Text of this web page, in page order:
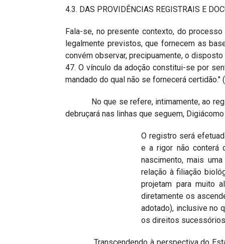
4.3. DAS PROVIDÊNCIAS REGISTRAIS E
Fala-se, no presente contexto, do
legalmente previstos, que fornecem as
convém observar, precipuamente, o
47. O vínculo da adoção constitui-se por
mandado do qual não se fornecerá certidão."
No que se refere, intimamente, ao
debruçará nas linhas que seguem,
O registro será
e a rigor não conterá
nascimento, mais
relação à filiação
projetam para muito
diretamente os
adotado), inclusive no
os direitos